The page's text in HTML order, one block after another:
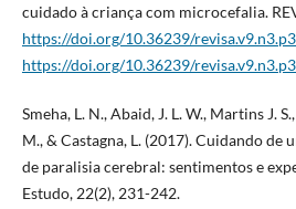
cuidado à criança com microcefalia.
https://doi.org/10.36239/
https://doi.org/10.36239/
Smeha, L. N., Abaid, J. L. W., Martins J.
M., & Castagna, L. (2017). Cuidando de
de paralisia cerebral: sentimentos e
Estudo, 22(2), 231-242.